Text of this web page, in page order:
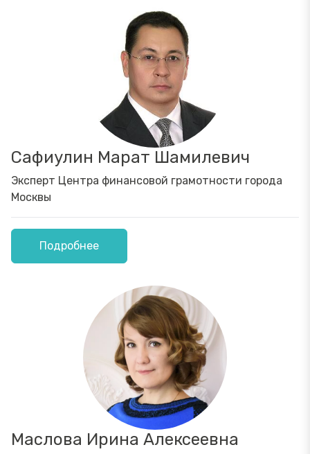
Сафиулин Марат Шамилевич
Эксперт Центра финансовой грамотности города
Москвы
Подробнее
Маслова Ирина Алексеевна